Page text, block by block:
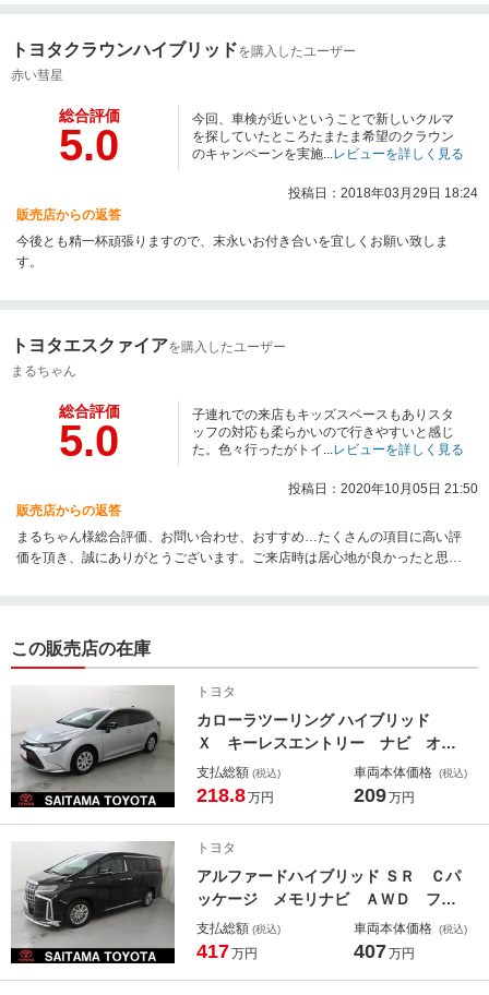
れからも店舗一丸となって取り組んで参ります。お選び頂きましたタントで
が、結局kota様にご足労をお掛けしてしまいました。今では快適に毎日楽し
く運転されているとお聞きしました。その事が私にとって一番の励みになり
いね。ご迷惑をお掛けしないようにご案内させて頂きます。店舗からは少し
離れていますが、お近くにお越しの際は是非共お立ち寄り下さいませ。私は
じめ所員一同心よりお待ちしております。今後ともいろいろと宜しくお願い
トヨタクラウンハイブリッドを購入したユーザー
赤い彗星
総合評価
5.0
今回、車検が近いということで新しいクルマ
を探していたところたまたま希望のクラウン
のキャンペーンを実施... レビューを詳しく見る
投稿日：2018年03月29日 18:24
販売店からの返答
今後とも精一杯頑張りますので、末永いお付き合いを宜しくお願い致しま
す。
トヨタエスクァイアを購入したユーザー
まるちゃん
総合評価
5.0
子連れでの来店もキッズスペースもありスタ
ッフの対応も柔らかいので行きやすいと感じ
た。色々行ったがトイ... レビューを詳しく見る
投稿日：2020年10月05日 21:50
販売店からの返答
まるちゃん様総合評価、お問い合わせ、おすすめ…たくさんの項目に高い評
価を頂き、誠にありがとうございます。ご来店時は居心地が良かったと思っ
事が私も良かったです。トイレも綺麗だと思って頂き、心より感謝致しま
ます。まるちゃん様もお気づきの点などはなんでも言って下さいませ。今後
ともどうぞ宜しくお願い致します。
この販売店の在庫
トヨタ
カローラツーリング ハイブリッド
Ｘ キーレスエントリー ナビ オー
トエアコン 衝突被害軽減ブレーキ
クルーズコントロール 横滑り防止機
ナビ スマートキー ＥＴＣ
支払総額 (税込)
218.8万円
車両本体価格 (税込)
209万円
トヨタ
アルファードハイブリッド ＳＲ Ｃパ
ッケージ メモリナビ ＡＷＤ フル
セグテレビ 点検記録簿 エアロ パ
ワーステアリング ナビＴＶ ＬＥ
支払総額 (税込)
417万円
車両本体価格 (税込)
407万円